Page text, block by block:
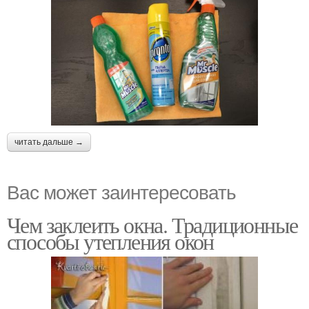
читать дальше →
Вас может заинтересовать
Чем заклеить окна. Традиционные
способы утепления окон